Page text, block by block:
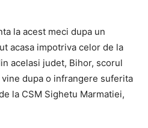
la acest meci dupa un
acasa impotriva celor de la
acelasi judet, Bihor, scorul
dupa o infrangere suferita
la CSM Sighetu Marmatiei,